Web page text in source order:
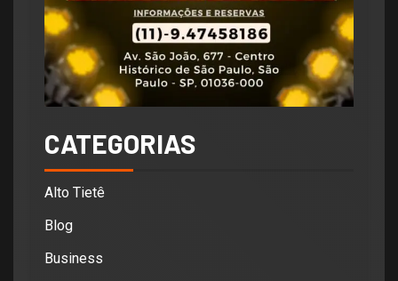
CATEGORIAS
Alto Tietê
Blog
Business